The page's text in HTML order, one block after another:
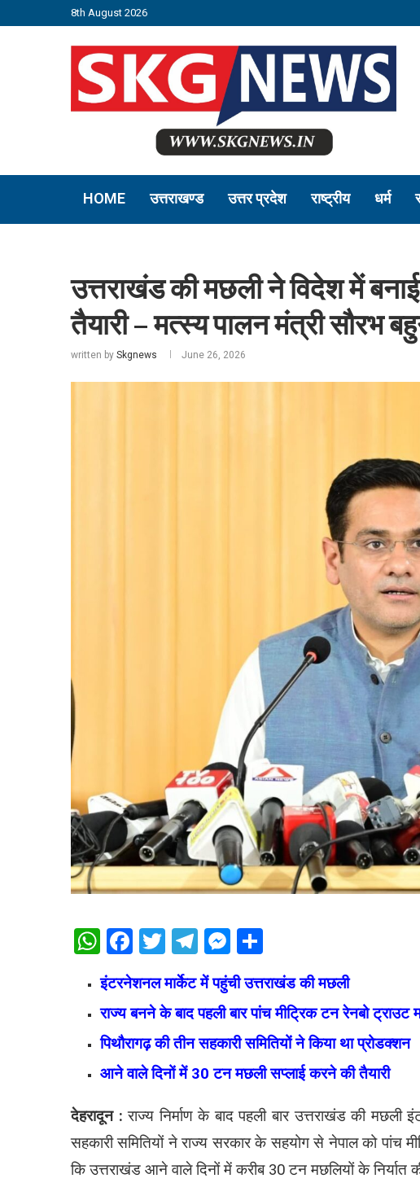
8th August 2026
HOME उत्तराखण्ड उत्तर प्रदेश राष्ट्रीय धर्म
उत्तराखंड की मछली ने विदेश में
तैयारी – मत्स्य पालन मंत्री सौरभ
written by Skgnews June 26, 2026
WhatsApp
Facebook
Twitter
Telegram
Messenger
इंटरनेशनल मार्केट में पहुंची उत्तराखंड की मछली
राज्य बनने के बाद पहली बार पांच मीट्रिक टन रेनबो ट्राउट
पिथौरागढ़ की तीन सहकारी समितियों ने किया था प्रोडक्शन
आने वाले दिनों में 30 टन मछली सप्लाई करने की तैयारी
देहरादून : राज्य निर्माण के बाद पहली बार उत्तराखंड की
सहकारी समितियों ने राज्य सरकार के सहयोग से नेपाल को पांच
कि उत्तराखंड आने वाले दिनों में करीब 30 टन मछलियों के निर्यात